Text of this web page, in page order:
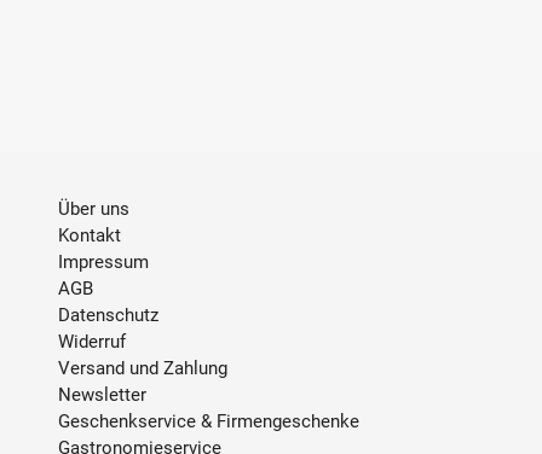
Über uns
Kontakt
Impressum
AGB
Datenschutz
Widerruf
Versand und Zahlung
Newsletter
Geschenkservice & Firmengeschenke
Gastronomieservice